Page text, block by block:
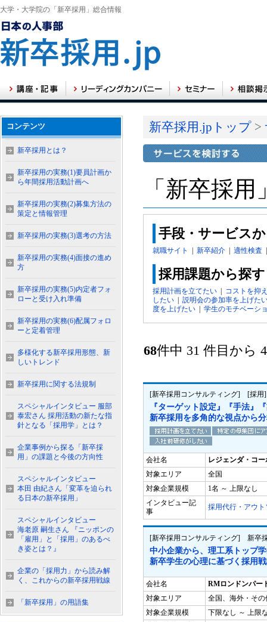
大学・大学院の「新卒採用」総合情報
新卒採用.jpトップ >
「新卒採
手段・サービス
就職サイト 新卒紹介 適性検査
採用課題から探す
採用計画を立てたい
コストを抑
したい
説明会の参加率を上げた
度を上げたい
学生のモチベーシ
68件中 31 件目から
[新卒採用コンサルティング] [採用
『ターゲット設定』『手法』
新卒採用を多角的な視点から
会社名
レジェンダ・コ
対象エリア
全国
対象企業規模
1名 ～ 上限なし
インタビュー記
事
採用代行・アウ
[新卒採用コンサルティング] 新卒
中小企業から、理工系トップ
新卒学生の心理に基づく採用
会社名
RMロンドンパー
対象エリア
全国、海外・その
対象企業規模
下限なし ～ 上限
コンテンツ
新卒採用とは？
新卒採用の実務(1)要員計画か
ら年間採用活動計画へ
新卒採用の実務(2)募集方法の
策定と情報管理
新卒採用の実務(3)選考の方法
新卒採用の実務(4)面接の進め
方
新卒採用の実務(5)内定者フォ
ローと受け入れ準備
新卒採用の実務(6)配属フォロ
ーと定着管理
多様化する新卒採用形態、新
しいトレンド
新卒採用に関する法規制
スペシャルインタビュー 服部
泰宏さん 採用活動の新たな指
針となる「採用学」とは？
企業事例から探る「新卒採
用」の課題と今後の方向性
スペシャルインタビュー
本田 由紀さん「変革を迫られ
る日本の新卒採用」
スペシャルインタビュー
海老原 嗣生さん 『ニッポンの
「雇用」と「採用」のあるべ
き姿とは？』
企業の「採用力」から読み解
く、これからの新卒採用戦線
「新卒採用」の用語集